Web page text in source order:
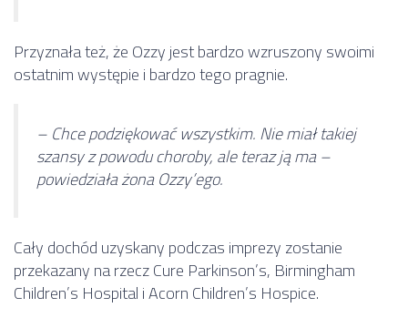
Przyznała też, że Ozzy jest bardzo wzruszony swoimi
ostatnim występie i bardzo tego pragnie.
– Chce podziękować wszystkim. Nie miał takiej
szansy z powodu choroby, ale teraz ją ma –
powiedziała żona Ozzy’ego.
Cały dochód uzyskany podczas imprezy zostanie
przekazany na rzecz Cure Parkinson’s, Birmingham
Children’s Hospital i Acorn Children’s Hospice.